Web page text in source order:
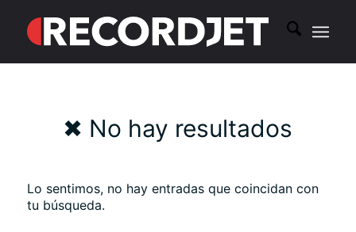
✖ No hay resultados
Lo sentimos, no hay entradas que coincidan con
tu búsqueda.